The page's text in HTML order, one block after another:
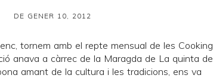
DE GENER 10, 2012
tornem amb el repte mensual de les Cooking
anava a càrrec de la Maragda de La quinta de
amant de la cultura i les tradicions, ens va